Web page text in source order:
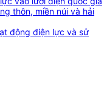
thôn, miền núi và hải
động điện lực và sử